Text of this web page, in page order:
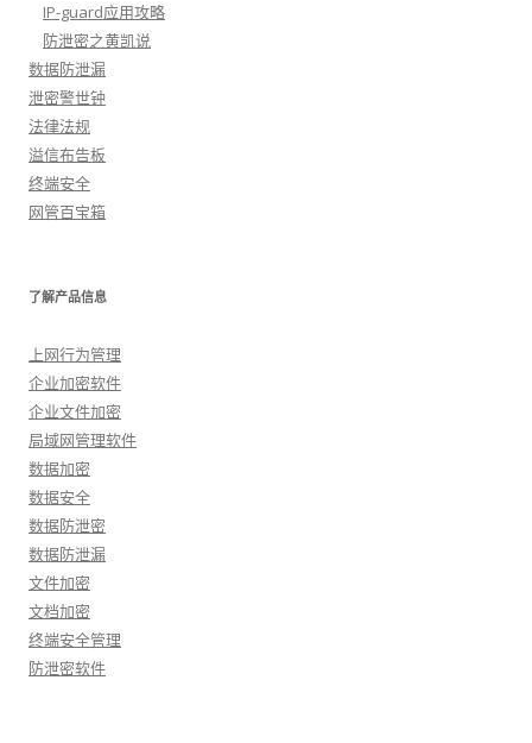
IP-guard应用攻略
防泄密之黄凯说
数据防泄漏
泄密警世钟
法律法规
溢信布告板
终端安全
网管百宝箱
了解产品信息
上网行为管理
企业加密软件
企业文件加密
局域网管理软件
数据加密
数据安全
数据防泄密
数据防泄漏
文件加密
文档加密
终端安全管理
防泄密软件